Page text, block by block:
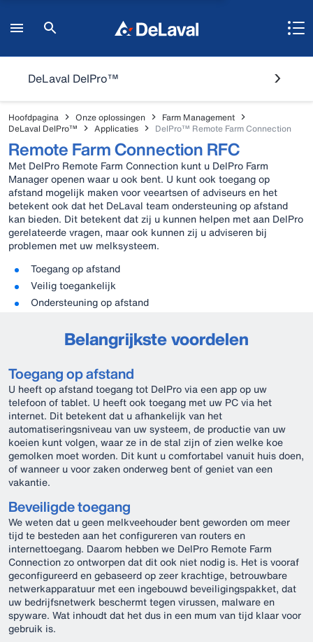
DeLaval DelPro™
Hoofdpagina Onze oplossingen
Farm Management
DeLaval DelPro™
Applicaties DelPro™ Remote Farm Connection
Remote Farm Connection RFC
Met DelPro Remote Farm Connection kunt u DelPro Farm
Manager openen waar u ook bent. U kunt ook toegang op
afstand mogelijk maken voor veeartsen of adviseurs en het
betekent ook dat het DeLaval team ondersteuning op afstand
kan bieden. Dit betekent dat zij u kunnen helpen met aan DelPro
gerelateerde vragen, maar ook kunnen zij u adviseren bij
problemen met uw melksysteem.
Toegang op afstand
Veilig toegankelijk
Ondersteuning op afstand
Belangrijkste voordelen
Toegang op afstand
U heeft op afstand toegang tot DelPro via een app op uw
telefoon of tablet. U heeft ook toegang met uw PC via het
internet. Dit betekent dat u afhankelijk van het
automatiseringsniveau van uw systeem, de productie van uw
koeien kunt volgen, waar ze in de stal zijn of zien welke koe
gemolken moet worden. Dit kunt u comfortabel vanuit huis doen,
of wanneer u voor zaken onderweg bent of geniet van een
vakantie.
Beveiligde toegang
We weten dat u geen melkveehouder bent geworden om meer
tijd te besteden aan het configureren van routers en
internettoegang. Daarom hebben we DelPro Remote Farm
Connection zo ontworpen dat dit ook niet nodig is. Het is vooraf
geconfigureerd en gebaseerd op zeer krachtige, betrouwbare
netwerkapparatuur met een ingebouwd beveiligingspakket, dat
uw bedrijfsnetwerk beschermt tegen virussen, malware en
spyware. Wat inhoudt dat het dus in een mum van tijd klaar voor
gebruik is.